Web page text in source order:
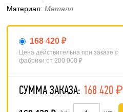
Материал: Металл
168 420 ₽
Цена действительна при заказе с
фабрики от 200 000 ₽
СУММА ЗАКАЗА: 168 420 ₽